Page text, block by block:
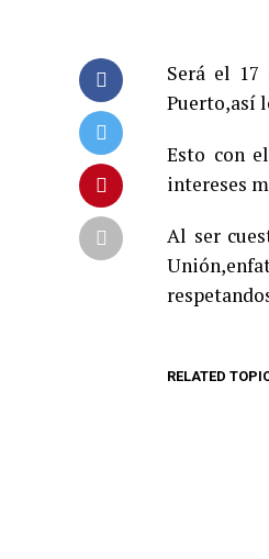
Será el
Puerto,así
Esto con
intereses
Al ser
RELATED